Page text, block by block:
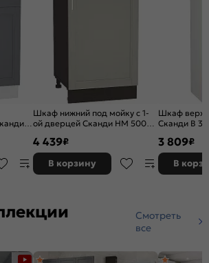
Н
Шкаф нижний под мойку с 1-
ой дверцей Сканди НМ 500
4 439₽
В корзину
Шкаф
Сканди В
3 809₽
В
Смотреть
все